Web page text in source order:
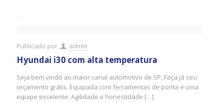
Publicado por admin
Hyundai i30 com alta temperatura
Seja bem vindo ao maior canal automotivo de SP, Faça já seu
orçamento grátis. Equipada com ferramentas de ponta e uma
equipe excelente. Agilidade e honestidade […]